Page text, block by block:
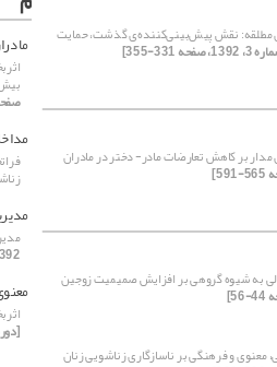
مطلقه: نقش پیش‌بینی‌کننده‌ی گذشت، حمایت
صفحه
1392،
[دوره 3، شماره 2،
بر کاهش تعارضات مادر- دختر در مادران
به شیوه گروهی بر افزایش صمیمیت زوجین
و فرهنگی بر ناسازگاری زناشویی زنان